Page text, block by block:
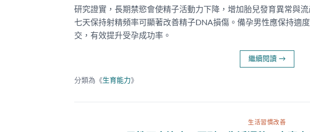
研究證實，長期禁慾會使精子活動力下降，增加胎兒發育異常與
七天保持射精頻率可顯著改善精子DNA損傷。備孕男性應保持適
交，有效提升受孕成功率。
繼續閱讀 →
分類為《生育能力》
生活習慣改善